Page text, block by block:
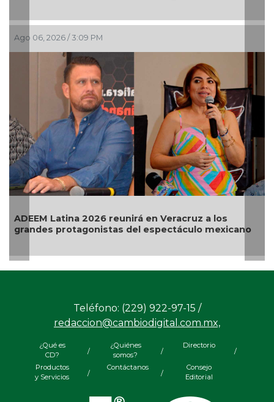
2026 / 3:09 PM
Latina 2026 reunirá en Veracruz a los
protagonistas del espectáculo mexicano
terminar
Teléfono: (229) 922-97-15 /
redaccion@cambiodigital.com.mx,
¿Qué es
CD?
/
¿Quiénes
somos?
/
Directorio
/
Productos
y Servicios
/
Contáctanos
/
Consejo
Editorial